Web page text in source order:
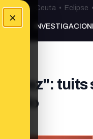
×
•Bulos Ceuta • Eclipse •